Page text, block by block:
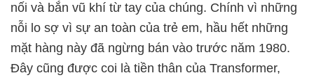
nối và bắn vũ khí từ tay của chúng. Chính vì những
nỗi lo sợ vì sự an toàn của trẻ em, hầu hết những
mặt hàng này đã ngừng bán vào trước năm 1980.
Đây cũng được coi là tiền thân của Transformer,